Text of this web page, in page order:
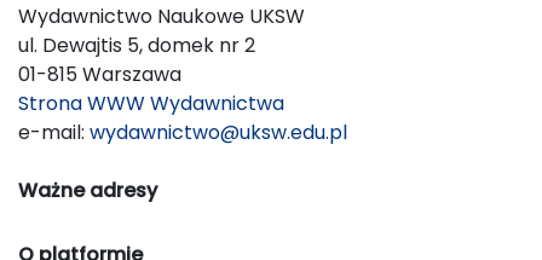
Wydawnictwo Naukowe UKSW
ul. Dewajtis 5, domek nr 2
01-815 Warszawa
Strona WWW Wydawnictwa
e-mail: wydawnictwo@uksw.edu.pl
Ważne adresy